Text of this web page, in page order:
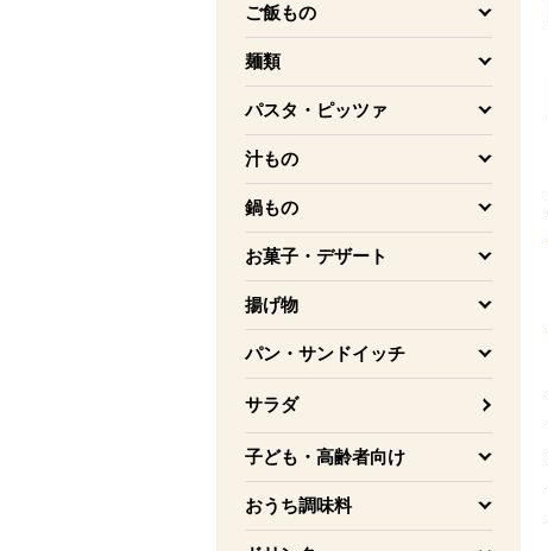
ご飯もの
を開く
麺類
を開く
パスタ・ピッツァ
を開く
汁もの
を開く
鍋もの
を開く
お菓子・デザート
を開く
揚げ物
を開く
パン・サンドイッチ
を開く
サラダ
子ども・高齢者向け
を開く
おうち調味料
を開く